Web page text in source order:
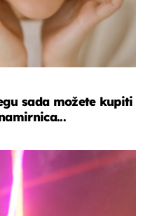
sada možete kupiti